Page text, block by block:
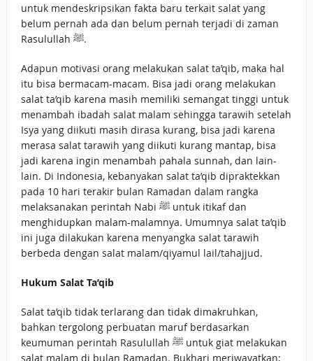
untuk mendeskripsikan fakta baru terkait salat yang
belum pernah ada dan belum pernah terjadi di zaman
Rasulullah ﷺ.
Adapun motivasi orang melakukan salat ta’qib, maka hal
itu bisa bermacam-macam. Bisa jadi orang melakukan
salat ta’qib karena masih memiliki semangat tinggi untuk
menambah ibadah salat malam sehingga tarawih setelah
Isya yang diikuti masih dirasa kurang, bisa jadi karena
merasa salat tarawih yang diikuti kurang mantap, bisa
jadi karena ingin menambah pahala sunnah, dan lain-
lain. Di Indonesia, kebanyakan salat ta’qib dipraktekkan
pada 10 hari terakir bulan Ramadan dalam rangka
melaksanakan perintah Nabi ﷺ untuk itikaf dan
menghidupkan malam-malamnya. Umumnya salat ta’qib
ini juga dilakukan karena menyangka salat tarawih
berbeda dengan salat malam/qiyamul lail/tahajjud.
Hukum Salat Ta’qib
Salat ta’qib tidak terlarang dan tidak dimakruhkan,
bahkan tergolong perbuatan maruf berdasarkan
keumuman perintah Rasulullah ﷺ untuk giat melakukan
salat malam di bulan Ramadan. Bukhari meriwayatkan;